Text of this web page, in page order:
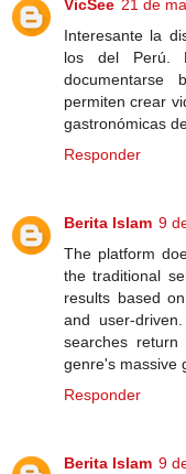
VicSee 21 de
Interesante la
los del Perú.
permiten crear
gastronómicas
Responder
Berita Islam 9
The platform
the traditional
results based
and user-
searches
genre's massive
Responder
Berita Islam 9